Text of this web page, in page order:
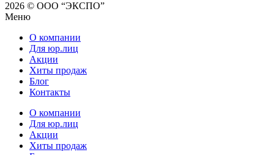
2026 © ООО “ЭКСПО”
Меню
О компании
Для юр.лиц
Акции
Хиты продаж
Блог
Контакты
О компании
Для юр.лиц
Акции
Хиты продаж